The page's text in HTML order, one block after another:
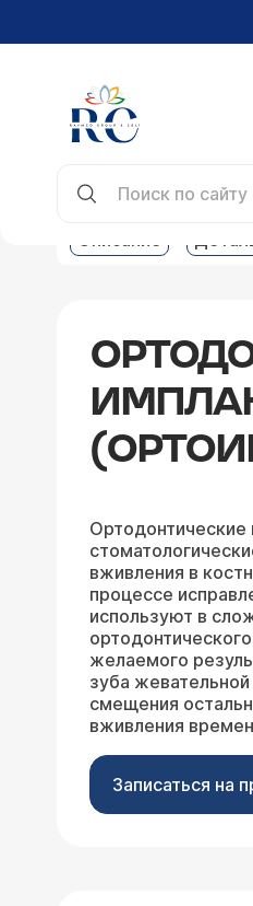
Описание
Ортодонтические
вживления в
процессе
используют в
желаемого
зуба
смещения
вживления
Записаться на